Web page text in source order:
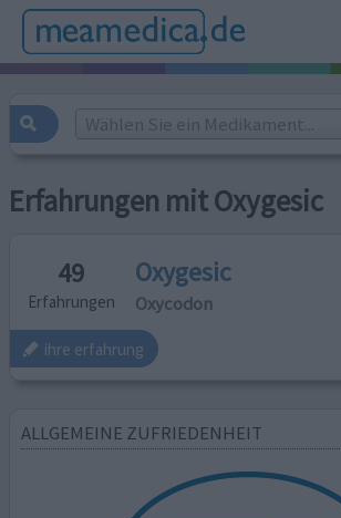
Wählen Sie ein Medikament...
Erfahrungen mit Oxygesic
49
Erfahrungen
Oxygesic
Oxycodon
ihre erfahrung
ALLGEMEINE ZUFRIEDENHEIT